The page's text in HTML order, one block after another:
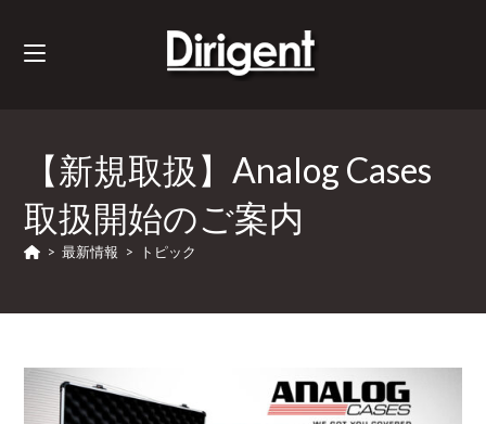
【新規取扱】Analog Cases
取扱開始のご案内
> 最新情報 > トピック